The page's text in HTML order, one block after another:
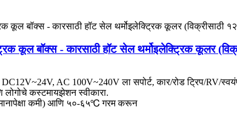
कूल बॉक्स - कारसाठी हॉट सेल थर्मोइलेक्ट्रिक कूलर
DC12V~24V, AC 100V~240V ला सपोर्ट, कार/रोड ट्रिप/RV/
लोगोचे कस्टमायझेशन स्वीकारा.
कमी) आणि ५०-६५℃ गरम करून